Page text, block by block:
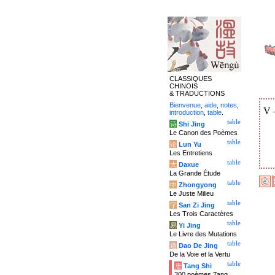
V
CLASSIQUES
CHINOIS
& TRADUCTIONS
Bienvenue aide notes
introduction table
table
诗 Shi Jing
Le Canon des Poèmes
table
论 Lun Yu
Les Entretiens
table
大 Daxue
La Grande Étude
table
中 Zhongyong
Le Juste Milieu
table
字 San Zi Jing
Les Trois Caractères
table
易 Yi Jing
Le Livre des Mutations
table
道 Dao De Jing
De la Voie et la Vertu
table
唐 Tang Shi